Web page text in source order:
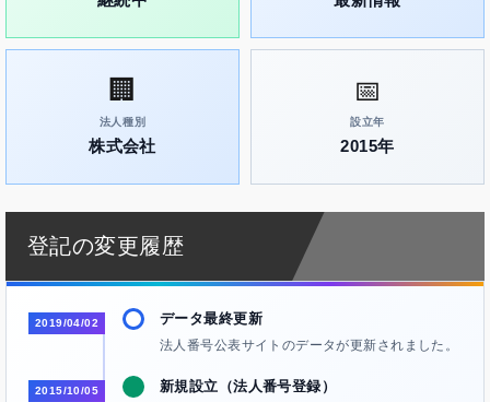
🏢
法人種別
株式会社
📅
設立年
2015年
登記の変更履歴
2019/04/02 データ最終更新
法人番号公表サイトのデータが更新されました。
2015/10/05 新規設立（法人番号登録）